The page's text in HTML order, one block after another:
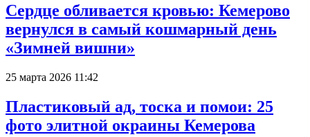
Сердце обливается кровью: Кемерово
вернулся в самый кошмарный день
«Зимней вишни»
25 марта 2026 11:42
Пластиковый ад, тоска и помои: 25
фото элитной окраины Кемерова